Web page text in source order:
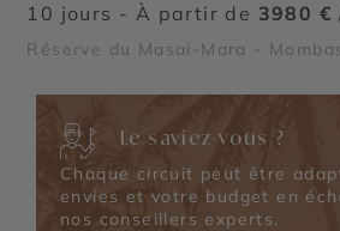
10 jours - À partir de 3980 €
Réserve du Masai-Mara -
Le saviez-vous ?
Chaque circuit peut être
envies et votre budget en
nos conseillers experts.